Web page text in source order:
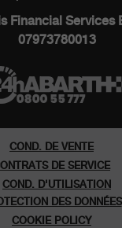
Financial Services
07973780013
COND. DE VENTE
DE SERVICE
COND. D'UTILISATION
DES DONNÉES
COOKIE POLICY